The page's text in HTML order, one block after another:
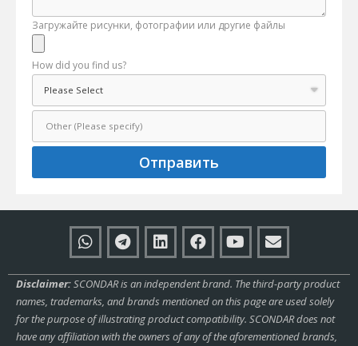
Загружайте рисунки, фотографии или другие файлы
How did you find us?
Отправить
Disclaimer:SCONDAR is an independent brand. The third-party product
names, trademarks, and brands mentioned on this page are used solely
for the purpose of illustrating product compatibility. SCONDAR does not
have any affiliation with the owners of any of the aforementioned brands,